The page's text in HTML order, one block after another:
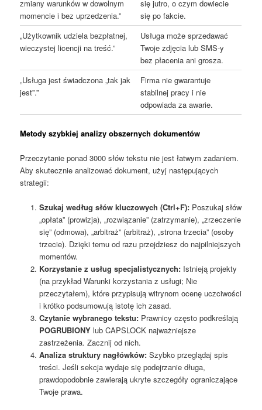
zmiany warunków w dowolnym
momencie i bez uprzedzenia.”
się jutro, o czym dowiecie
się po fakcie.
„Użytkownik udziela bezpłatnej,
wieczystej licencji na treść.”
Usługa może sprzedawać
Twoje zdjęcia lub SMS-y
bez płacenia ani grosza.
„Usługa jest świadczona „tak jak
jest”.”
Firma nie gwarantuje
stabilnej pracy i nie
odpowiada za awarie.
Metody szybkiej analizy obszernych dokumentów
Przeczytanie ponad 3000 słów tekstu nie jest łatwym zadaniem.
Aby skutecznie analizować dokument, użyj następujących
strategii:
Szukaj według słów kluczowych (Ctrl+F):Poszukaj słów
„opłata” (prowizja), „rozwiązanie” (zatrzymanie), „zrzeczenie
się” (odmowa), „arbitraż” (arbitraż), „strona trzecia” (osoby
trzecie). Dzięki temu od razu przejdziesz do najpilniejszych
momentów.
Korzystanie z usług specjalistycznych:Istnieją projekty
(na przykład Warunki korzystania z usługi; Nie
przeczytałem), które przypisują witrynom ocenę uczciwości
i krótko podsumowują istotę ich zasad.
Czytanie wybranego tekstu:Prawnicy często podkreślają
POGRUBIONYlub CAPSLOCK najważniejsze
zastrzeżenia. Zacznij od nich.
Analiza struktury nagłówków:Szybko przeglądaj spis
treści. Jeśli sekcja wydaje się podejrzanie długa,
prawdopodobnie zawierają ukryte szczegóły ograniczające
Twoje prawa.